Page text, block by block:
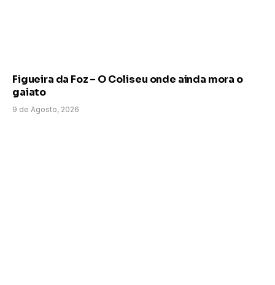
Figueira da Foz – O Coliseu onde ainda mora o
gaiato
9 de Agosto, 2026